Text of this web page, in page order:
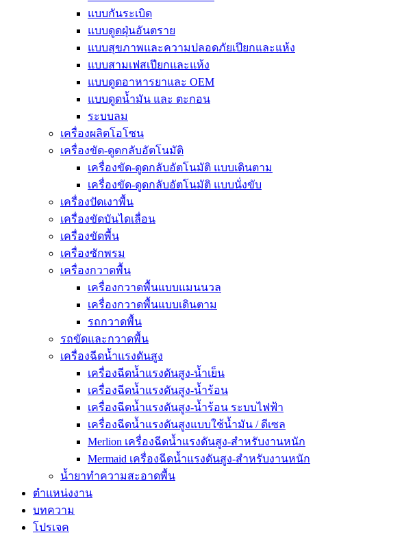
แบบกันระเบิด
แบบดูดฝุ่นอันตราย
แบบสุขภาพและความปลอดภัยเปียกและแห้ง
แบบสามเฟสเปียกและแห้ง
แบบดูดอาหารยาและ OEM
แบบดูดน้ำมัน และ ตะกอน
ระบบลม
เครื่องผลิตโอโซน
เครื่องขัด-ดูดกลับอัตโนมัติ
เครื่องขัด-ดูดกลับอัตโนมัติ แบบเดินตาม
เครื่องขัด-ดูดกลับอัตโนมัติ แบบนั่งขับ
เครื่องปัดเงาพื้น
เครื่องขัดบันไดเลื่อน
เครื่องขัดพื้น
เครื่องซักพรม
เครื่องกวาดพื้น
เครื่องกวาดพื้นแบบแมนนวล
เครื่องกวาดพื้นแบบเดินตาม
รถกวาดพื้น
รถขัดและกวาดพื้น
เครื่องฉีดน้ำแรงดันสูง
เครื่องฉีดน้ำแรงดันสูง-น้ำเย็น
เครื่องฉีดน้ำแรงดันสูง-น้ำร้อน
เครื่องฉีดน้ำแรงดันสูง-น้ำร้อน ระบบไฟฟ้า
เครื่องฉีดน้ำแรงดันสูงแบบใช้น้ำมัน / ดีเซล
Merlion เครื่องฉีดน้ำแรงดันสูง-สำหรับงานหนัก
Mermaid เครื่องฉีดน้ำแรงดันสูง-สำหรับงานหนัก
น้ำยาทำความสะอาดพื้น
ตำแหน่งงาน
บทความ
โปรเจค